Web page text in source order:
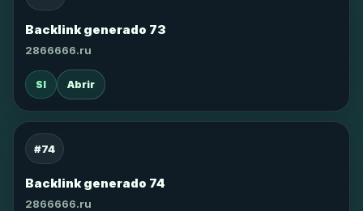
Backlink generado 73
2866666.ru
SI Abrir
#74
Backlink generado 74
2866666.ru